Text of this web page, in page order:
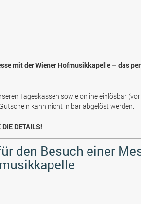
mit der Wiener Hofmusikkapelle – das
Tageskassen sowie online einlösbar
kann nicht in bar abgelöst werden.
DETAILS!
den Besuch einer